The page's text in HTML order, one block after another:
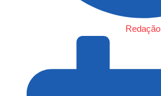
Redação